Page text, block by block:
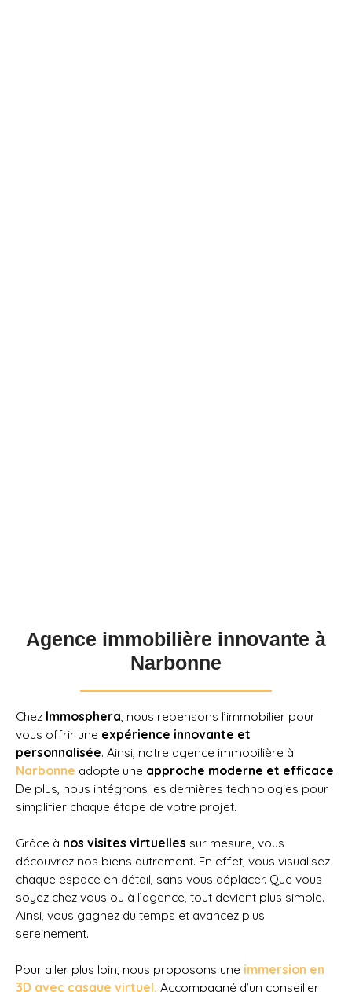
Agence immobilière innovante à
Narbonne
Chez Immosphera , nous repensons l’immobilier pour
vous offrir une expérience innovante et
personnalisée. Ainsi, notre agence immobilière à
Narbonne adopte une approche moderne et efficace.
De plus, nous intégrons les dernières technologies pour
simplifier chaque étape de votre projet.
Grâce à nos visites virtuelles sur mesure, vous
découvrez nos biens autrement. En effet, vous visualisez
chaque espace en détail, sans vous déplacer. Que vous
soyez chez vous ou à l’agence, tout devient plus simple.
Ainsi, vous gagnez du temps et avancez plus
sereinement.
Pour aller plus loin, nous proposons une immersion en
3D avec casque virtuel. Accompagné d’un conseiller